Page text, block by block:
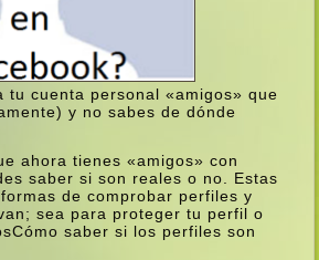
tu cuenta personal «amigos» que
y no sabes de dónde
ahora tienes «amigos» con
saber si son reales o no. Estas
de comprobar perfiles y
sea para proteger tu perfil o
Cómo saber si los perfiles son